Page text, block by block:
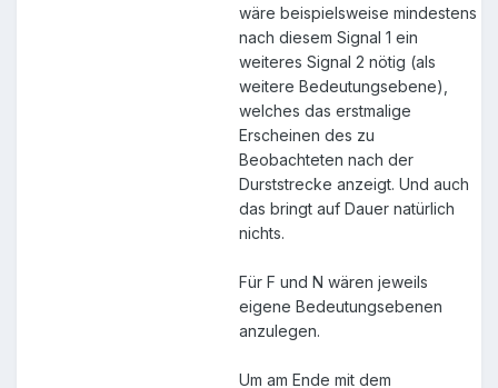
wäre beispielsweise mindestens
nach diesem Signal 1 ein
weiteres Signal 2 nötig (als
weitere Bedeutungsebene),
welches das erstmalige
Erscheinen des zu
Beobachteten nach der
Durststrecke anzeigt. Und auch
das bringt auf Dauer natürlich
nichts.
Für F und N wären jeweils
eigene Bedeutungsebenen
anzulegen.
Um am Ende mit dem